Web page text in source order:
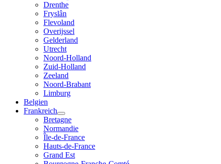
Drenthe
Fryslân
Flevoland
Overijssel
Gelderland
Utrecht
Noord-Holland
Zuid-Holland
Zeeland
Noord-Brabant
Limburg
Belgien
Frankreich
Bretagne
Normandie
Île-de-France
Hauts-de-France
Grand Est